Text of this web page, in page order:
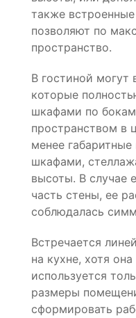
также
позволяют по
пространство.
В гостиной могут
которые
шкафами по
пространством в
менее
шкафами,
высоты. В случае
часть стены, ее
соблюдалась
Встречается
на кухне, хотя
используется
размеры
сформировать